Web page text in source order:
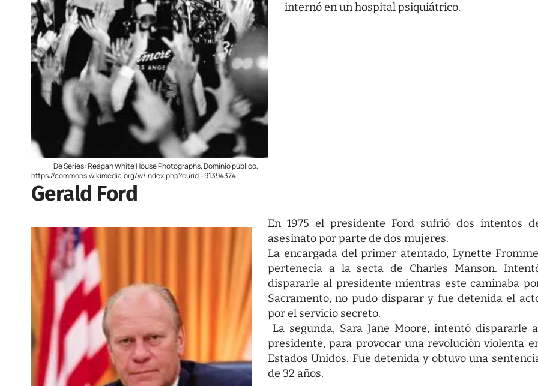
De Series: Reagan White House Photographs, Dominio público,
https://commons.wikimedia.org/w/index.php?curid=91394374
internó en un hospital psiquiátrico.
Gerald Ford
En 1975 el presidente Ford sufrió dos intentos
asesinato por parte de dos mujeres.
La encargada del primer atentado, Lynette
pertenecía a la secta de Charles Manson.
dispararle al presidente mientras este caminaba
Sacramento, no pudo disparar y fue detenida el
por el servicio secreto.
La segunda, Sara Jane Moore, intentó dispararle
presidente, para provocar una revolución violenta
Estados Unidos. Fue detenida y obtuvo una
de 32 años.